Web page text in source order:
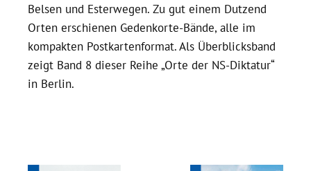
Belsen und Esterwegen. Zu gut einem Dutzend
Orten erschienen Gedenkorte-Bände, alle im
kompakten Postkartenformat. Als Überblicksband
zeigt Band 8 dieser Reihe „Orte der NS-Diktatur“
in Berlin.